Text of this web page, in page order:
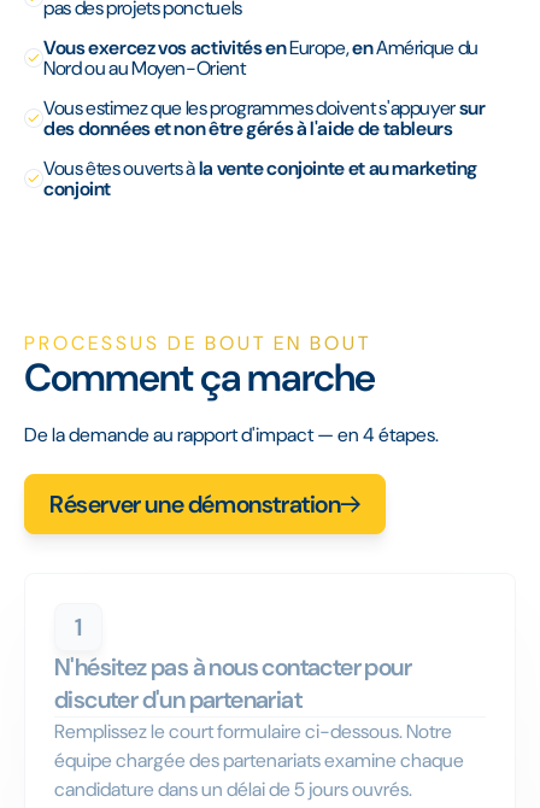
pas des projets ponctuels
Vous exercez vos activités enEurope,enAmérique du
Nord ou au Moyen-Orient
Vous estimez que les programmes doivent s'appuyersur
des données et non être gérés à l'aide de tableurs
Vous êtes ouverts àla vente conjointe et au marketing
conjoint
PROCESSUS DE BOUT EN BOUT
Comment ça marche
De la demande au rapport d'impact — en 4 étapes.
Réserver une démonstration
1
N'hésitez pas à nous contacter pour
discuter d'un partenariat
Remplissez le court formulaire ci-dessous. Notre
équipe chargée des partenariats examine chaque
candidature dans un délai de 5 jours ouvrés.